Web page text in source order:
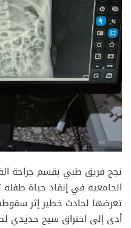
نجح فريق طبي بقسم جراحة
تعرضها لحادث خطير إثر
أدى إلى اختراق سيخ حديدي